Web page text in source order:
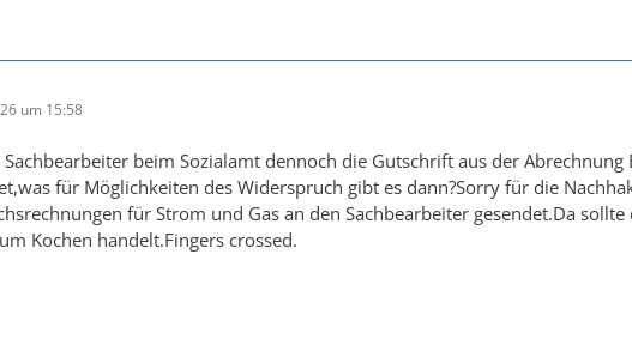
um 15:58
Sachbearbeiter beim Sozialamt dennoch die Gutschrift aus der
für Möglichkeiten des Widerspruch gibt es dann?Sorry für die
für Strom und Gas an den Sachbearbeiter gesendet.Da
Kochen handelt.Fingers crossed.